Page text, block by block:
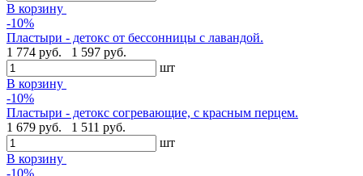
В корзину
-10%
Пластыри - детокс от бессонницы с лавандой.
1 774 руб.
1 597 руб.
шт
В корзину
-10%
Пластыри - детокс согревающие, с красным перцем.
1 679 руб.
1 511 руб.
шт
В корзину
-10%